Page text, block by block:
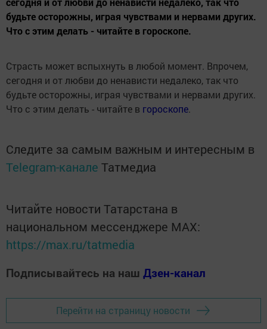
будьте осторожны, играя чувствами и нервами других.
Что с этим делать - читайте в гороскопе.
Страсть может вспыхнуть в любой момент. Впрочем,
сегодня и от любви до ненависти недалеко, так что
будьте осторожны, играя чувствами и нервами других.
Что с этим делать - читайте в гороскопе.
Следите за самым важным и интересным в
Telegram-канале Татмедиа
Читайте новости Татарстана в
национальном мессенджере MАХ:
https://max.ru/tatmedia
Подписывайтесь на наш Дзен-канал
Перейти на страницу новости